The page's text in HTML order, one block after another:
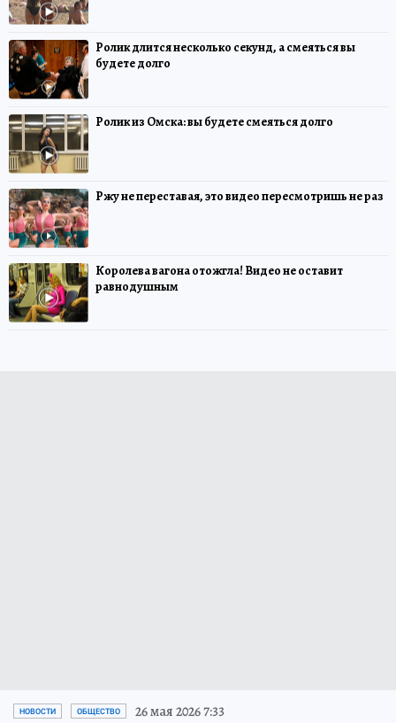
Ролик длится несколько секунд, а смеяться вы
будете долго
Ролик из Омска: вы будете смеяться долго
Ржу не переставая, это видео пересмотришь не раз
Королева вагона отожгла! Видео не оставит
равнодушным
НОВОСТИ ОБЩЕСТВО 26 мая 2026 7:33